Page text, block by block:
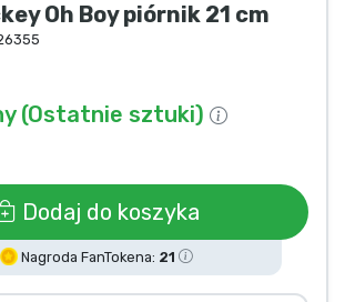
Oh Boy piórnik 21 cm
(Ostatnie sztuki)
Dodaj do koszyka
Nagroda FanTokena: 21